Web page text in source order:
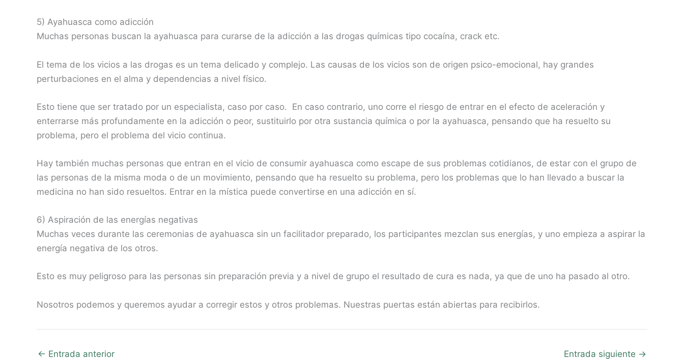
5) Ayahuasca como adicción
Muchas personas buscan la ayahuasca para curarse de la adicción a las drogas químicas tipo cocaína, crack etc.
El tema de los vicios a las drogas es un tema delicado y complejo. Las causas de los vicios son de origen psico-emocional, hay grandes
perturbaciones en el alma y dependencias a nivel físico.
Esto tiene que ser tratado por un especialista, caso por caso. En caso contrario, uno corre el riesgo de entrar en el efecto de aceleración y
enterrarse más profundamente en la adicción o peor, sustituirlo por otra sustancia química o por la ayahuasca, pensando que ha resuelto su
problema, pero el problema del vicio continua.
Hay también muchas personas que entran en el vicio de consumir ayahuasca como escape de sus problemas cotidianos, de estar con el grupo de
las personas de la misma moda o de un movimiento, pensando que ha resuelto su problema, pero los problemas que lo han llevado a buscar la
medicina no han sido resueltos. Entrar en la mística puede convertirse en una adicción en sí.
6) Aspiración de las energías negativas
Muchas veces durante las ceremonias de ayahuasca sin un facilitador preparado, los participantes mezclan sus energías, y uno empieza a aspirar la
energía negativa de los otros.
Esto es muy peligroso para las personas sin preparación previa y a nivel de grupo el resultado de cura es nada, ya que de uno ha pasado al otro.
Nosotros podemos y queremos ayudar a corregir estos y otros problemas. Nuestras puertas están abiertas para recibirlos.
← Entrada anterior Entrada siguiente →